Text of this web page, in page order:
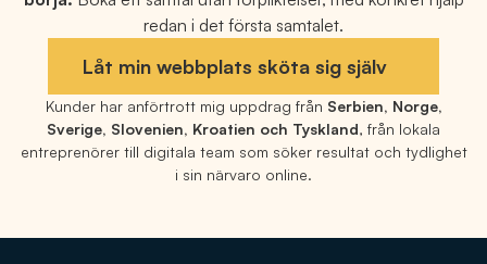
redan i det första samtalet.
Låt min webbplats sköta sig själv
Kunder har anförtrott mig uppdrag från Serbien, Norge,
Sverige, Slovenien, Kroatien och Tyskland, från lokala
entreprenörer till digitala team som söker resultat och tydlighet
i sin närvaro online.